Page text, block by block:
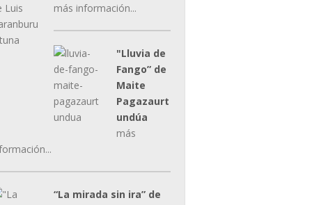
más información...
"Lluvia de
Fango” de
Maite
Pagazaurt
undúa
más
“La mirada sin ira” de